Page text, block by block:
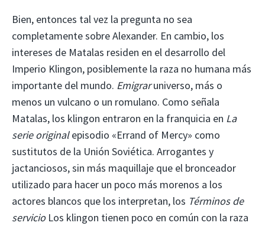
Bien, entonces tal vez la pregunta no sea
completamente sobre Alexander. En cambio, los
intereses de Matalas residen en el desarrollo del
Imperio Klingon, posiblemente la raza no humana más
importante del mundo. Emigraruniverso, más o
menos un vulcano o un romulano. Como señala
Matalas, los klingon entraron en la franquicia en La
serie originalepisodio «Errand of Mercy» como
sustitutos de la Unión Soviética. Arrogantes y
jactanciosos, sin más maquillaje que el bronceador
utilizado para hacer un poco más morenos a los
actores blancos que los interpretan, los Términos de
servicioLos klingon tienen poco en común con la raza